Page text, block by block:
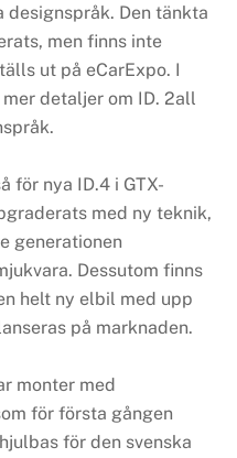
designspråk. Den tänkta
men finns inte
ut på eCarExpo. I
detaljer om ID. 2all
för nya ID.4 i GTX-
med ny teknik,
generationen
Dessutom finns
helt ny elbil med upp
på marknaden.
monter med
för första gången
för den svenska